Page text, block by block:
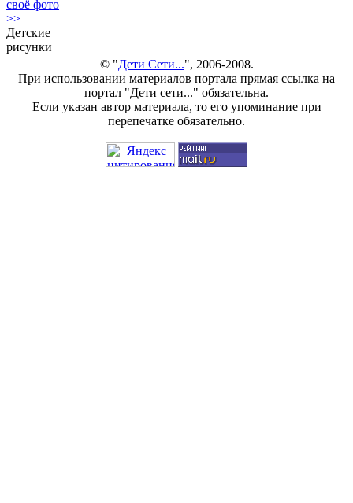
своё фото
>>
Детские
рисунки
© "Дети Сети...", 2006-2008.
При использовании материалов портала прямая ссылка на
портал "Дети сети..." обязательна.
Если указан автор материала, то его упоминание при
перепечатке обязательно.